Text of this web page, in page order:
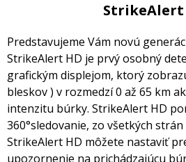
StrikeAlert
Predstavujeme Vám novú
StrikeAlert HD je prvý osobný
grafickým displejom, ktorý
bleskov ) v rozmedzí 0 až 65 km
intenzitu búrky. StrikeAlert HD
360°sledovanie, zo všetkých
StrikeAlert HD môžete nastaviť
upozornenie na prichádzajúcu